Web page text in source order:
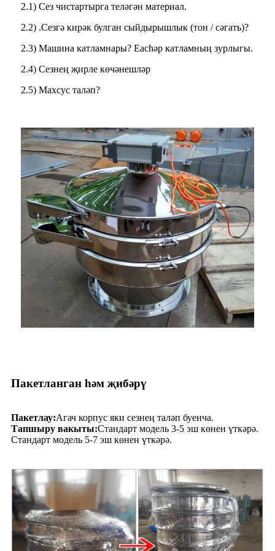
2.1) Сез чистартырга теләгән материал.
2.2) .Сезгә кирәк булган сыйдырышлык (тон / сәгать)?
2.3) Машина катламнары? Eachәр катламның зурлыгы.
2.4) Сезнең җирле көчәнешләр
2.5) Махсус таләп?
Пакетланган һәм җибәрү
Пакетлау:Агач корпус яки сезнең таләп буенча.
Тапшыру вакыты:Стандарт модель 3-5 эш көнен үткәрә.
Стандарт модель 5-7 эш көнен үткәрә.